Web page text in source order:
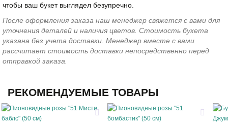
чтобы ваш букет выглядел безупречно.
После оформления заказа наш менеджер свяжется с вами для
уточнения деталей и наличия цветов. Стоимость букета
указана без учета доставки. Менеджер вместе с вами
рассчитает стоимость доставки непосредственно перед
отправкой заказа.
РЕКОМЕНДУЕМЫЕ ТОВАРЫ